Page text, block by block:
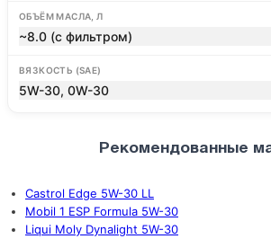
ОБЪЁМ МАСЛА, Л
~8.0 (с фильтром)
ВЯЗКОСТЬ (SAE)
5W-30, 0W-30
Рекомендованные
Castrol Edge 5W-30 LL
Mobil 1 ESP Formula 5W-30
Liqui Moly Dynalight 5W-30